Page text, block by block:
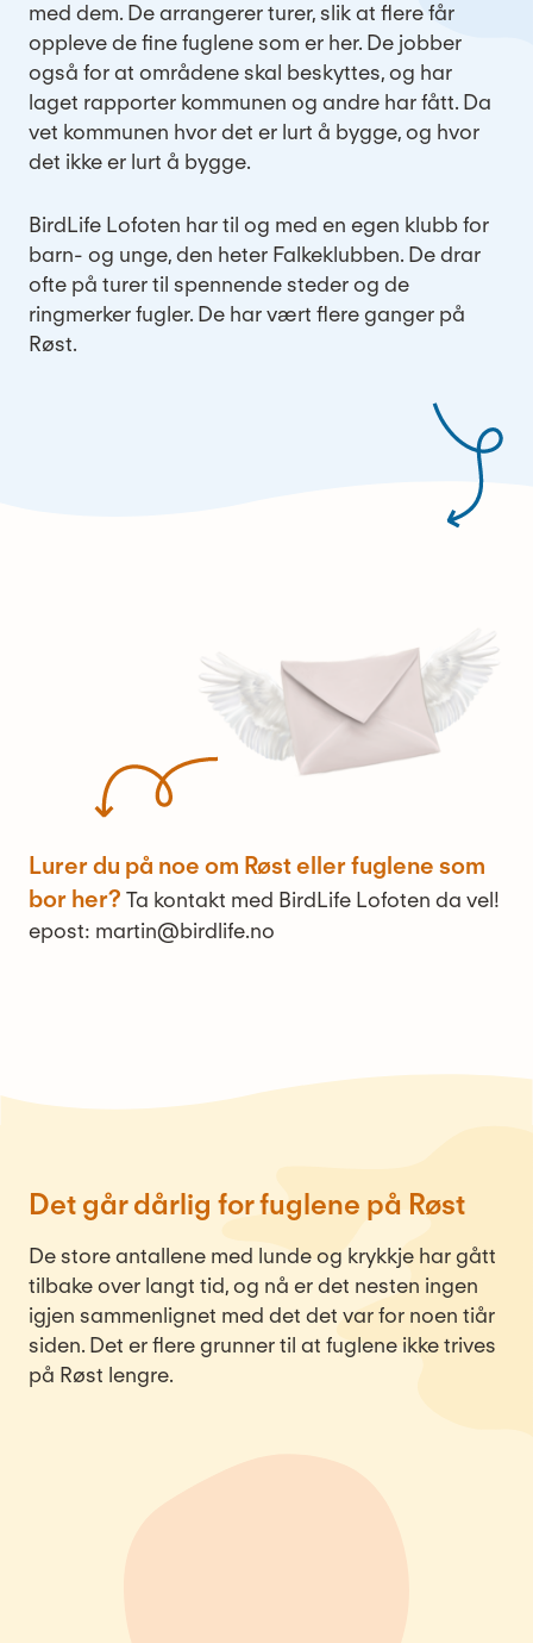
med dem. De arrangerer turer, slik at flere får
oppleve de fine fuglene som er her. De jobber
også for at områdene skal beskyttes, og har
laget rapporter kommunen og andre har fått. Da
vet kommunen hvor det er lurt å bygge, og hvor
det ikke er lurt å bygge.
BirdLife Lofoten har til og med en egen klubb for
barn- og unge, den heter Falkeklubben. De drar
ofte på turer til spennende steder og de
ringmerker fugler. De har vært flere ganger på
Røst.
Lurer du på noe om Røst eller fuglene som
bor her? Ta kontakt med BirdLife Lofoten da vel!
epost: martin@birdlife.no
Det går dårlig for fuglene på Røst
De store antallene med lunde og krykkje har gått
tilbake over langt tid, og nå er det nesten ingen
igjen sammenlignet med det det var for noen tiår
siden. Det er flere grunner til at fuglene ikke trives
på Røst lengre.